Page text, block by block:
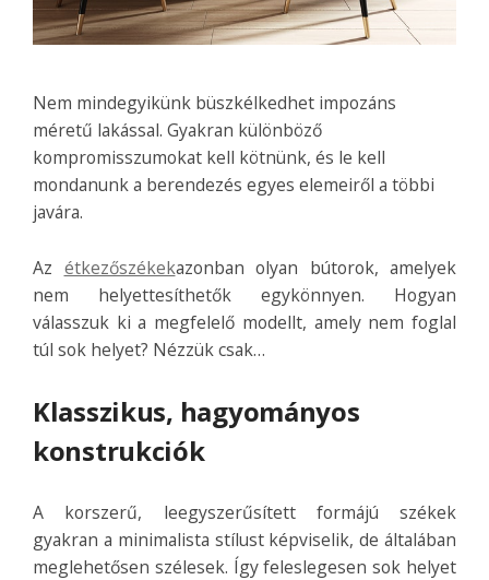
Nem mindegyikünk büszkélkedhet impozáns
méretű lakással. Gyakran különböző
kompromisszumokat kell kötnünk, és le kell
mondanunk a berendezés egyes elemeiről a többi
javára.
Az étkezőszékekazonban olyan bútorok, amelyek
nem helyettesíthetők egykönnyen. Hogyan
válasszuk ki a megfelelő modellt, amely nem foglal
túl sok helyet? Nézzük csak…
Klasszikus, hagyományos
konstrukciók
A korszerű, leegyszerűsített formájú székek
gyakran a minimalista stílust képviselik, de általában
meglehetősen szélesek. Így feleslegesen sok helyet